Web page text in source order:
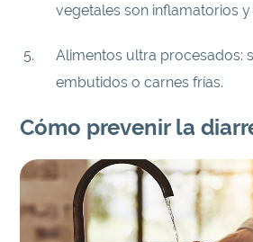
vegetales son inflamatorios y
Alimentos ultra procesados:
embutidos o carnes frías.
Cómo prevenir la